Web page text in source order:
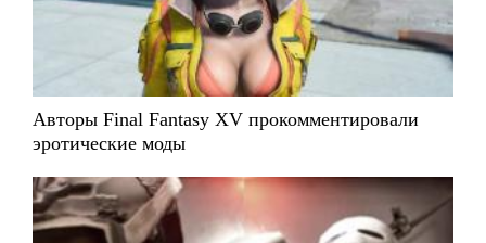
Авторы Final Fantasy XV прокомментировали
эротические моды